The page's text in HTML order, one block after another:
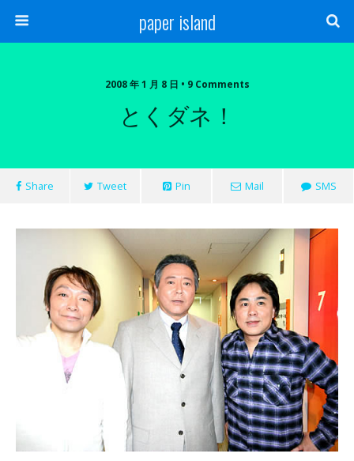
paper island
2008 年 1 月 8 日 • 9 Comments
とくダネ！
Share Tweet Pin Mail SMS